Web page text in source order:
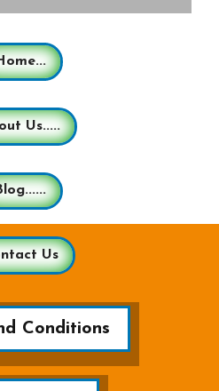
Us.....
Us
Conditions